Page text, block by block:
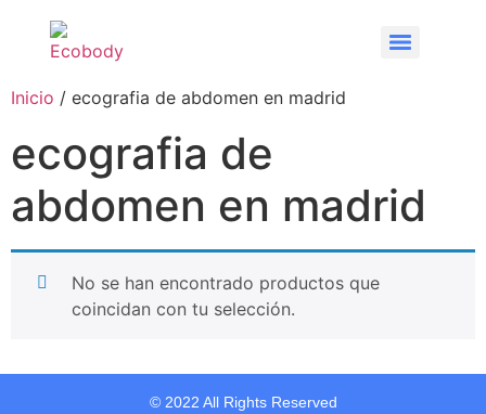
Inicio / ecografia de abdomen en madrid
ecografia de
abdomen en madrid
No se han encontrado productos que
coincidan con tu selección.
© 2022 All Rights Reserved